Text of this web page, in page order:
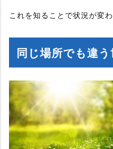
これを知ることで状況が変
同じ場所でも違う